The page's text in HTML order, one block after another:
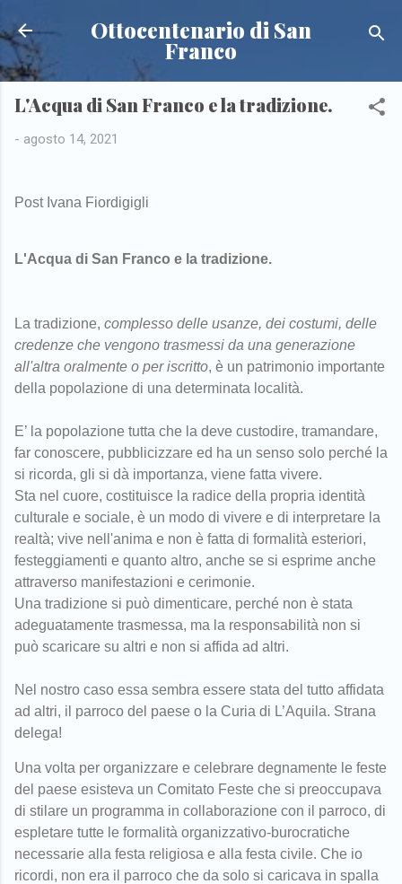
Passa ai contenuti principali
Ottocentenario di San
Franco
L'Acqua di San Franco e la tradizione.
- agosto 14, 2021
Post Ivana Fiordigigli
L'Acqua di San Franco e la tradizione.
La tradizione, complesso delle usanze, dei costumi, delle
credenze che vengono trasmessi da una generazione
all'altra oralmente o per iscritto, è un patrimonio importante
della popolazione di una determinata località.
E’ la popolazione tutta che la deve custodire, tramandare,
far conoscere, pubblicizzare ed ha un senso solo perché la
si ricorda, gli si dà importanza, viene fatta vivere.
Sta nel cuore, costituisce la radice della propria identità
culturale e sociale, è un modo di vivere e di interpretare la
realtà; vive nell'anima e non è fatta di formalità esteriori,
festeggiamenti e quanto altro, anche se si esprime anche
attraverso manifestazioni e cerimonie.
Una tradizione si può dimenticare, perché non è stata
adeguatamente trasmessa, ma la responsabilità non si
può scaricare su altri e non si affida ad altri.
Nel nostro caso essa sembra essere stata del tutto affidata
ad altri, il parroco del paese o la Curia di L’Aquila. Strana
delega!
Una volta per organizzare e celebrare degnamente le feste
del paese esisteva un Comitato Feste che si preoccupava
di stilare un programma in collaborazione con il parroco, di
espletare tutte le formalità organizzativo-burocratiche
necessarie alla festa religiosa e alla festa civile. Che io
ricordi, non era il parroco che da solo si caricava in spalla